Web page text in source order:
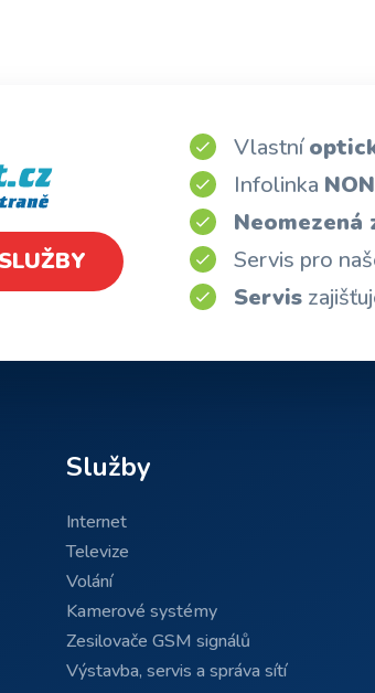
Vlastní
Infolinka
Neomezená
Servis pro
Servis
Služby
Internet
Televize
Volání
Kamerové systémy
Zesilovače GSM signálů
Výstavba, servis a správa sítí